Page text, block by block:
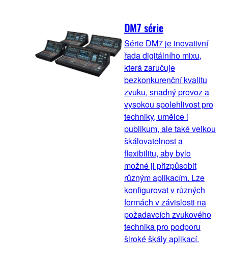
DM7 série
Série DM7 je inovativní
řada digitálního mixu,
která zaručuje
bezkonkurenční kvalitu
zvuku, snadný provoz a
vysokou spolehlivost pro
techniky, umělce i
publikum, ale také velkou
škálovatelnost a
flexibilitu, aby bylo
možné ji přizpůsobit
různým aplikacím. Lze
konfigurovat v různých
formách v závislosti na
požadavcích zvukového
technika pro podporu
široké škály aplikací.